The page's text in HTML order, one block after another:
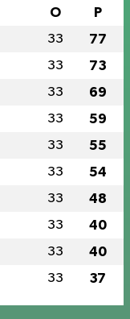
O P
33 77
33 73
33 69
33 59
33 55
33 54
33 48
33 40
33 40
33 37